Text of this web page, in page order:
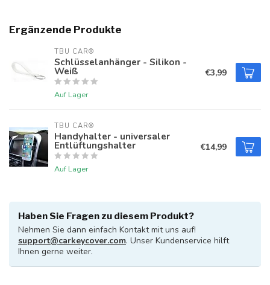
Ergänzende Produkte
TBU CAR®
Schlüsselanhänger - Silikon -
Weiß
Auf Lager
€3,99
TBU CAR®
Handyhalter - universaler
Entlüftungshalter
Auf Lager
€14,99
Haben Sie Fragen zu diesem Produkt?
Nehmen Sie dann einfach Kontakt mit uns auf!
support@carkeycover.com. Unser Kundenservice hilft
Ihnen gerne weiter.